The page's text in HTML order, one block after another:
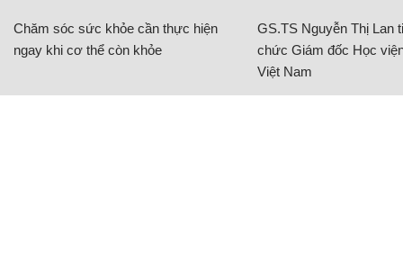
Chăm sóc sức khỏe cần thực hiện
ngay khi cơ thể còn khỏe
GS.TS Nguyễn Thị Lan
chức Giám đốc Học
Việt Nam